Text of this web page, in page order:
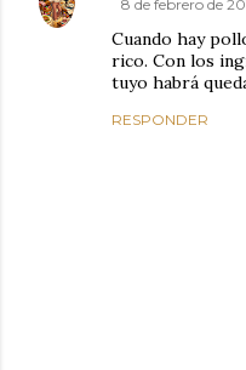
8 de febrero de
Cuando hay
rico. Con los
tuyo habrá
RESPONDER